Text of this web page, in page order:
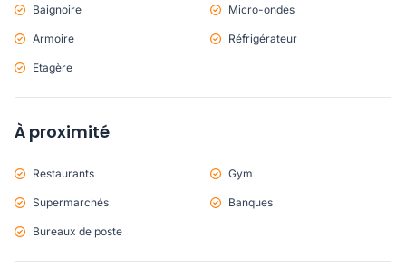
Baignoire Micro-ondes
Armoire Réfrigérateur
Etagère
À proximité
Restaurants Gym
Supermarchés Banques
Bureaux de poste